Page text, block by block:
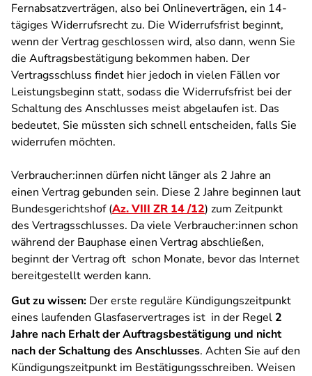
Fernabsatzverträgen, also bei Onlineverträgen, ein 14-
tägiges Widerrufsrecht zu. Die Widerrufsfrist beginnt,
wenn der Vertrag geschlossen wird, also dann, wenn Sie
die Auftragsbestätigung bekommen haben. Der
Vertragsschluss findet hier jedoch in vielen Fällen vor
Leistungsbeginn statt, sodass die Widerrufsfrist bei der
Schaltung des Anschlusses meist abgelaufen ist. Das
bedeutet, Sie müssten sich schnell entscheiden, falls Sie
widerrufen möchten.
Verbraucher:innen dürfen nicht länger als 2 Jahre an
einen Vertrag gebunden sein. Diese 2 Jahre beginnen laut
Bundesgerichtshof (Az. VIII ZR 14 /12) zum Zeitpunkt
des Vertragsschlusses. Da viele Verbraucher:innen schon
während der Bauphase einen Vertrag abschließen,
beginnt der Vertrag oft schon Monate, bevor das Internet
bereitgestellt werden kann.
Gut zu wissen: Der erste reguläre Kündigungszeitpunkt
eines laufenden Glasfaservertrages ist in der Regel 2
Jahre nach Erhalt der Auftragsbestätigung und nicht
nach der Schaltung des Anschlusses. Achten Sie auf den
Kündigungszeitpunkt im Bestätigungsschreiben. Weisen